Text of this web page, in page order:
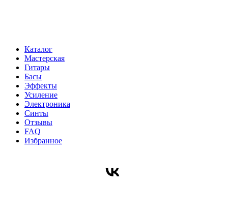
Каталог
Мастерская
Гитары
Басы
Эффекты
Усиление
Электроника
Синты
Отзывы
FAQ
Избранное